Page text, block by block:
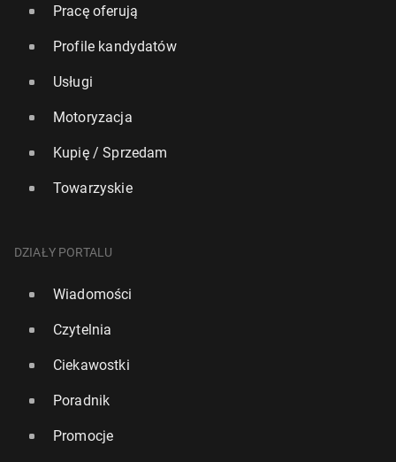
Pracę oferują
Profile kandydatów
Usługi
Motoryzacja
Kupię / Sprzedam
Towarzyskie
DZIAŁY PORTALU
Wiadomości
Czytelnia
Ciekawostki
Poradnik
Promocje